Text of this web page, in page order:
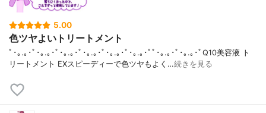
5.00
色ツヤよいトリートメント
ﾟ･｡.｡･ﾟ･｡.｡･ﾟ･｡.｡･ﾟ･｡.｡･ﾟ･｡.｡･ﾟ･｡.｡･ﾟﾟ･｡.｡･ﾟ･｡.｡･ﾟQ10美容液 ト
リートメント EXスピーディーで色ツヤもよく…続きを見る